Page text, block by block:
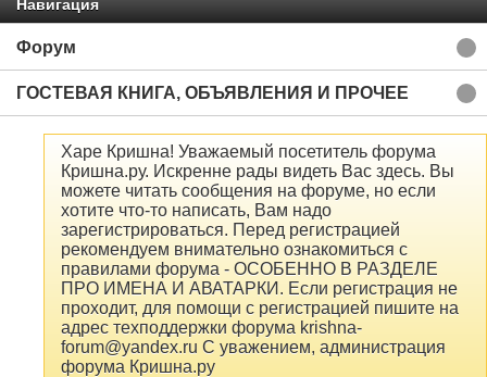
Навигация
Форум
ГОСТЕВАЯ КНИГА, ОБЪЯВЛЕНИЯ И ПРОЧЕЕ
Харе Кришна! Уважаемый посетитель форума
Кришна.ру. Искренне рады видеть Вас здесь. Вы
можете читать сообщения на форуме, но если
хотите что-то написать, Вам надо
зарегистрироваться. Перед регистрацией
рекомендуем внимательно ознакомиться с
правилами форума - ОСОБЕННО В РАЗДЕЛЕ
ПРО ИМЕНА И АВАТАРКИ. Если регистрация не
проходит, для помощи с регистрацией пишите на
адрес техподдержки форума krishna-
forum@yandex.ru С уважением, администрация
форума Кришна.ру